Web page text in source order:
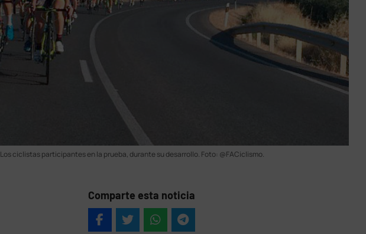
Los ciclistas participantes en la prueba, durante su desarrollo. Foto: @FACiclismo.
Comparte esta noticia